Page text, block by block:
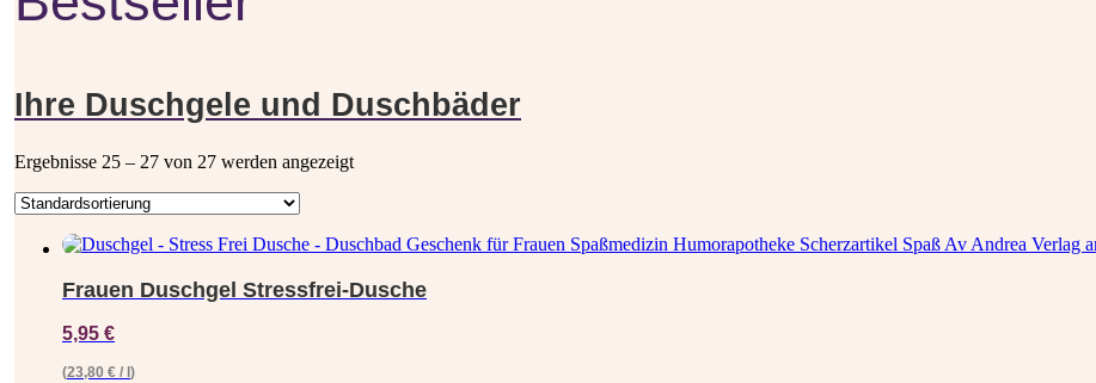
Ihre Duschgele und Duschbäder
Ergebnisse 25 – 27 von 27 werden angezeigt
Frauen Duschgel Stressfrei-Dusche
5,95 €
(23,80 €/ )